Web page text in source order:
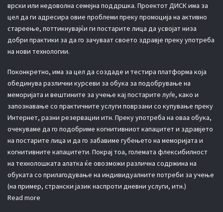
врски или недоволна семејна поддршка. Проектот ДИСК има за
цел да ги адресира овие проблеми преку промоција на активно
стареење, поттикнувајќи ги постарите лица да усвојат низа
добри практики за да го зачуваат своето здравје преку употреба
на нови технологии.
Поконкретно, има за цел да создаде и тестира платформа која
обединува различни курсеви за обука за подобрување на
меморијата и вештините за учење кај постарите луѓе, како и
запознавање со практичните услуги поврзани со купување преку
Интернет, разни резервации итн. Преку употреба на оваа обука,
очекуваме да го подобриме когнитивниот капацитет и здравјето
на постарите лица и да го забавиме губењето на меморијата и
когнитивните капацитети. Покрај тоа, големата флексибилност
на технолошката алатка ќе овозможи различна содржина на
обуката со прилагодување на индивидуалните потреби за учење
(на пример, странски јазик наспроти дневни услуги, итн.)
Read more